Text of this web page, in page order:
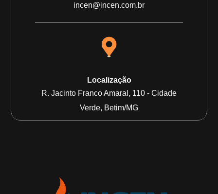
incen@incen.com.br
Localização
R. Jacinto Franco Amaral, 110 - Cidade
Verde, Betim/MG